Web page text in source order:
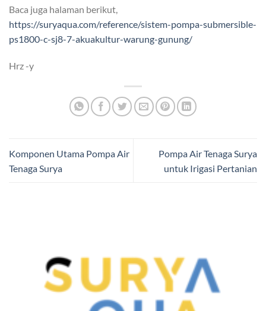
Baca juga halaman berikut,
https://suryaqua.com/reference/sistem-pompa-submersible-
ps1800-c-sj8-7-akuakultur-warung-gunung/
Hrz -y
Komponen Utama Pompa Air
Tenaga Surya
Pompa Air Tenaga Surya
untuk Irigasi Pertanian